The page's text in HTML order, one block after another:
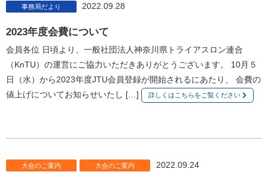
事務局だより 2022.09.28
2023年度会費について
会員各位 日頃より、一般社団法人神奈川県トライアスロン連合
（KnTU）の運営にご協力いただきありがとうございます。 10月５
日（水）から2023年度JTU会員登録が開始されるにあたり、 会費の
値上げについてお知らせいたし […]
詳しくはこちらをご覧ください
大会のご案内 大会のご案内 2022.09.24